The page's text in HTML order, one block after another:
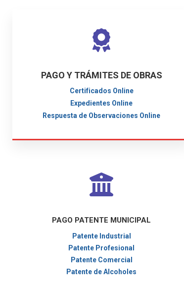
PAGO Y TRÁMITES DE OBRAS
Certificados Online
Expedientes Online
Respuesta de Observaciones Online
PAGO PATENTE MUNICIPAL
Patente Industrial
Patente Profesional
Patente Comercial
Patente de Alcoholes